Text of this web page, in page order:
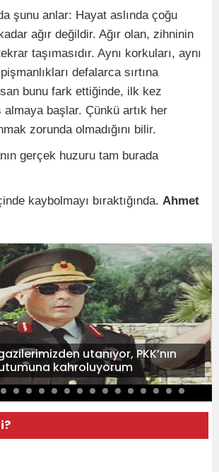
şunu anlar: Hayat aslında çoğu
ağır değildir. Ağır olan, zihninin
taşımasıdır. Aynı korkuları, aynı
defalarca sırtına
bunu fark ettiğinde, ilk kez
başlar. Çünkü artık her
zorunda olmadığını bilir.
gerçek huzuru tam burada
kaybolmayı bıraktığında. Ahmet
utanıyor, PKK’nın
kahroluyorum